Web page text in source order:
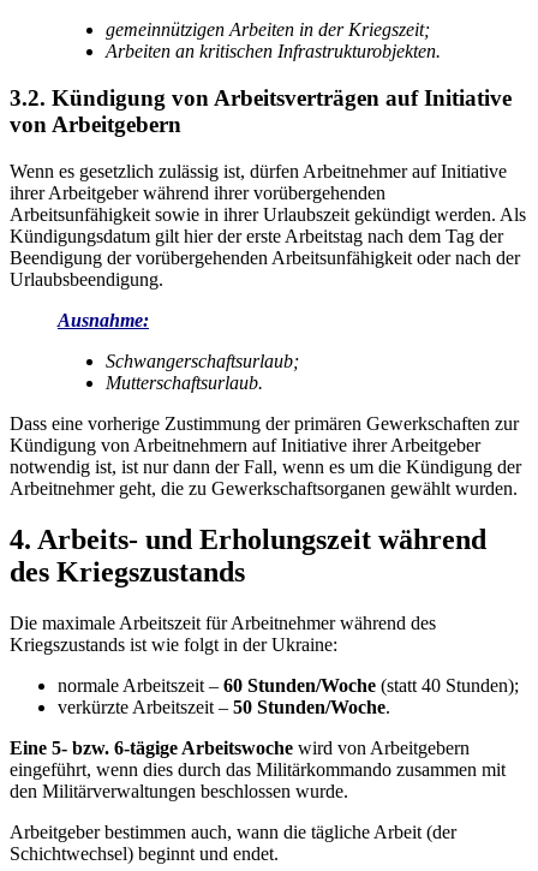
gemeinnützigen Arbeiten in der Kriegszeit;
Arbeiten an kritischen Infrastrukturobjekten.
3.2. Kündigung von Arbeitsverträgen auf Initiative
von Arbeitgebern
Wenn es gesetzlich zulässig ist, dürfen Arbeitnehmer auf Initiative
ihrer Arbeitgeber während ihrer vorübergehenden
Arbeitsunfähigkeit sowie in ihrer Urlaubszeit gekündigt werden. Als
Kündigungsdatum gilt hier der erste Arbeitstag nach dem Tag der
Beendigung der vorübergehenden Arbeitsunfähigkeit oder nach der
Urlaubsbeendigung.
Ausnahme:
Schwangerschaftsurlaub;
Mutterschaftsurlaub.
Dass eine vorherige Zustimmung der primären Gewerkschaften zur
Kündigung von Arbeitnehmern auf Initiative ihrer Arbeitgeber
notwendig ist, ist nur dann der Fall, wenn es um die Kündigung der
Arbeitnehmer geht, die zu Gewerkschaftsorganen gewählt wurden.
4. Arbeits- und Erholungszeit während
des Kriegszustands
Die maximale Arbeitszeit für Arbeitnehmer während des
Kriegszustands ist wie folgt in der Ukraine:
normale Arbeitszeit – 60 Stunden/Woche (statt 40 Stunden);
verkürzte Arbeitszeit – 50 Stunden/Woche.
Eine 5- bzw. 6-tägige Arbeitswoche wird von Arbeitgebern
eingeführt, wenn dies durch das Militärkommando zusammen mit
den Militärverwaltungen beschlossen wurde.
Arbeitgeber bestimmen auch, wann die tägliche Arbeit (der
Schichtwechsel) beginnt und endet.